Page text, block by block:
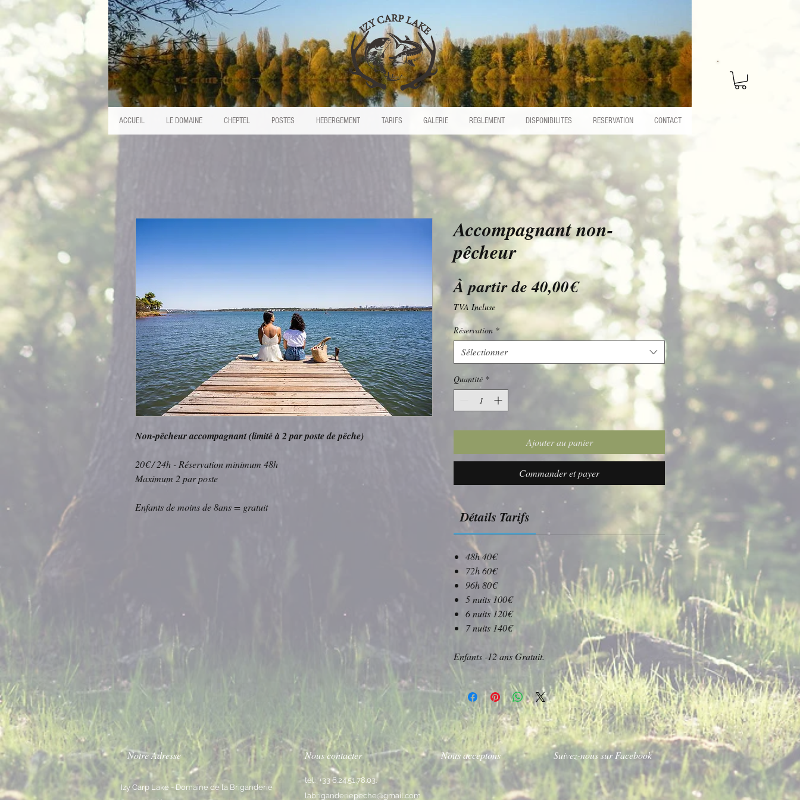
ACCUEIL LE DOMAINE CHEPTEL POSTES HEBERGEMENT TARIFS GALERIE REGLEMENT DISPONIBILITES RESERVATION CONTACT
Non-pêcheur accompagnant (limité à 2 par poste de pêche)
20€ / 24h - Réservation minimum 48h
Maximum 2 par poste
Enfants de moins de 8ans = gratuit
Accompagnant non-
pêcheur
À partir de40,00€Prix
promotionnel
TVA Incluse
Réservation *
Sélectionner
Quantité *
Ajouter au panier
Commander et payer
Détails Tarifs
​48h 40€
72h 60€
96h 80€
5 nuits 100€
6 nuits 120€
7 nuits 140€
Enfants -12 ans Gratuit.
Notre Adresse
Izy Carp Lake - Domaine de la Briganderie
Nous contacter
tel: +33 6.24.51.78.03.
labriganderiepeche@gmail.com
Nous acceptons Suivez-nous sur Facebook